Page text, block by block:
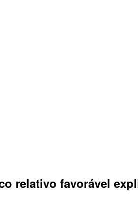
relativo favorável